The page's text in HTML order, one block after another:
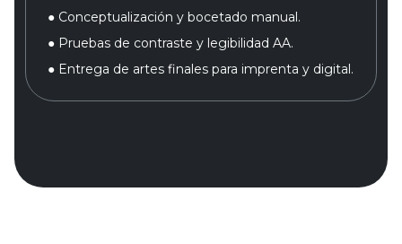
● Conceptualización y bocetado manual.
● Pruebas de contraste y legibilidad AA.
● Entrega de artes finales para imprenta y digital.